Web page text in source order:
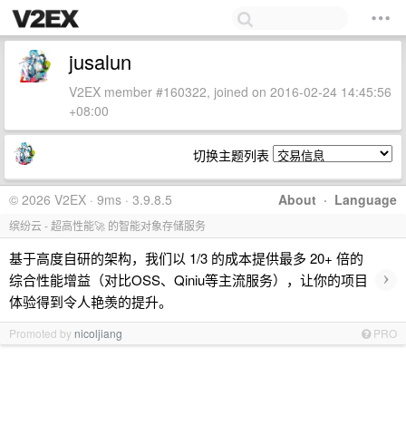
jusalun
V2EX member #160322, joined on 2016-02-24 14:45:56
+08:00
切换主题列表
About · Language
© 2026 V2EX · 9ms · 3.9.8.5
缤纷云 - 超高性能🚀 的智能对象存储服务
基于高度自研的架构，我们以 1/3 的成本提供最多 20+ 倍的
综合性能增益（对比OSS、Qiniu等主流服务），让你的项目
体验得到令人艳羡的提升。
›
Promoted by nicoljiang PRO